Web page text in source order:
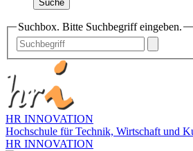
Suche
Suchbox. Bitte Suchbegriff eingeben.
HR INNOVATION
Hochschule für Technik, Wirtschaft und
HR INNOVATION